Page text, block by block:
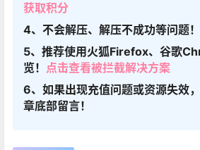
获取积分
4、不会解压、解压不成功等问题！
5、推荐使用火狐Firefox、谷歌
览！ 点击查看被拦截解决方案
6、如果出现充值问题或资源失效
章底部留言！